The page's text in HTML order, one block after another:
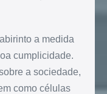
a medida
cumplicidade.
a sociedade,
como células